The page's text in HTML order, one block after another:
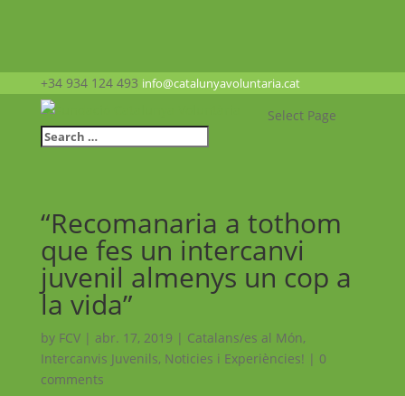
+34 934 124 493 info@catalunyavoluntaria.cat
Select Page
“Recomanaria a tothom
que fes un intercanvi
juvenil almenys un cop a
la vida”
by FCV| abr. 17, 2019 | Catalans/es al Món,
Intercanvis Juvenils, Noticies i Experiències! | 0
comments